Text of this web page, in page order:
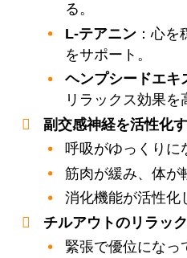
る。
L-テアニン：心を
をサポート。
ヘンプシードエキ
リラックス効果を
副交感神経を活性化
呼吸がゆっくりに
筋肉が緩み、体が
消化機能が活性化
チルアウトのリラッ
緊張で優位になっ